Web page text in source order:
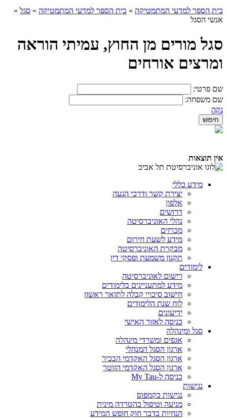
בית הספר למדעי המתמטיקה » בית הספר למדעי המתמטיקה » סגל »
אנשי הסגל
סגל מורים מן החוץ, עמיתי הוראה
ומרצים אורחים
שם פרטי:
שם משפחה:
נקה
אין תוצאות
מידע כללי
יצירת קשר ודרכי הגעה
אלפון
דרושים
נהלי האוניברסיטה
מכרזים
מידע לשעת חירום
מבקרת האוניברסיטה
תקנון משמעת ופסקי דין
לימודים
רישום לאוניברסיטה
מידע למתעניינים בלימודים
חישוב סיכויי קבלה לתואר ראשון
לוח שנת הלימודים
ידיעונים
כניסה לאזור האישי
סגל ומינהלה
אגפים ומשרדי מינהלה
ארגון הסגל המנהלי
ארגון הסגל האקדמי הבכיר
ארגון הסגל האקדמי הזוטר
כניסה ל-My Tau
נגישות
נגישות בקמפוס
מניעה וטיפול בהטרדה מינית
הנחיות בדבר חוק חופש המידע